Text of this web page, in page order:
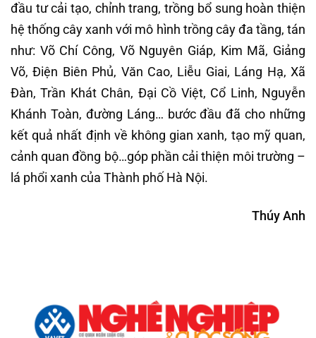
đầu tư cải tạo, chỉnh trang, trồng bổ sung hoàn thiện
hệ thống cây xanh với mô hình trồng cây đa tầng, tán
như: Võ Chí Công, Võ Nguyên Giáp, Kim Mã, Giảng
Võ, Điện Biên Phủ, Văn Cao, Liễu Giai, Láng Hạ, Xã
Đàn, Trần Khát Chân, Đại Cồ Việt, Cổ Linh, Nguyễn
Khánh Toàn, đường Láng… bước đầu đã cho những
kết quả nhất định về không gian xanh, tạo mỹ quan,
cảnh quan đồng bộ…góp phần cải thiện môi trường –
lá phổi xanh của Thành phố Hà Nội.
Thúy Anh